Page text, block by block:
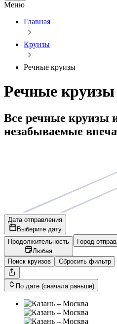
Меню
Главная
Круизы
Речные круизы
Речные
Все речные круизы
незабываемые
Дата отправления
Выберите дату
Продолжительность
Любая
Город
Поиск круизов
Сбросить фильтр
По дате (сначала раньше)